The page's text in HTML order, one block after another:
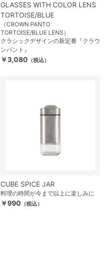
GLASSES WITH COLOR LENS
TORTOISE/BLUE
（CROWN PANTO
TORTOISE/BLUE LENS）
クラシックデザインの新定番『クラウ
ンパント』
￥3,080 （税込）
CUBE SPICE JAR
料理の時間が今まで以上に楽しみに
￥990 （税込）